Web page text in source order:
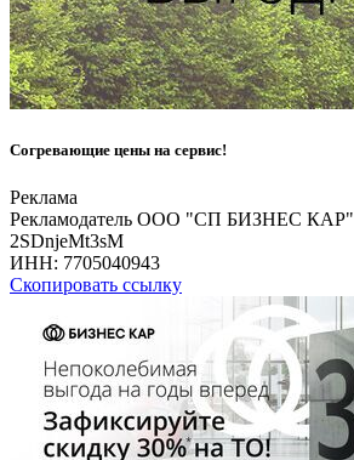
Согревающие цены на сервис!
Реклама
Рекламодатель ООО "СП БИЗНЕС КАР"
2SDnjeMt3sM
ИНН: 7705040943
Скопировать ссылку